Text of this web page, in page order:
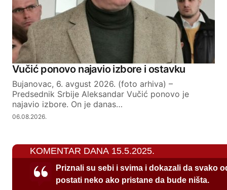
Vučić ponovo najavio izbore i ostavku
Bujanovac, 6. avgust 2026. (foto arhiva) –
Predsednik Srbije Aleksandar Vučić ponovo je
najavio izbore. On je danas…
06.08.2026.
KOMENTAR DANA 15.5.2025.
Priznali su sebi i svima i dokazali da svako
postati neko ako pristane da bude ništa.